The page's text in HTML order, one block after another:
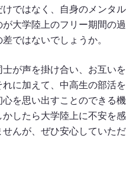
ではなく、自身のメンタル
大学陸上のフリー期間の過
ではないでしょうか。
が声を掛け合い、お互いを
に加えて、中高生の部活を
を思い出すことのできる機
したら大学陸上に不安を感
んが、ぜひ安心していただ